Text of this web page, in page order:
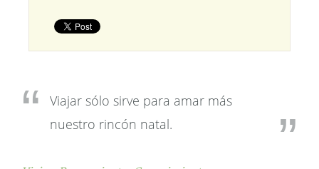
Viajar sólo sirve para amar más
nuestro rincón natal.